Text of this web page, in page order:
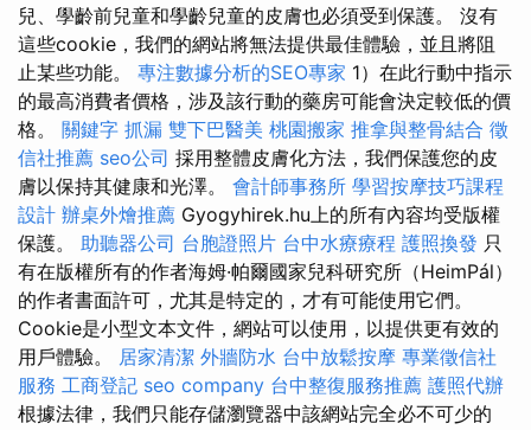
兒、學齡前兒童和學齡兒童的皮膚也必須受到保護。 沒有
這些cookie，我們的網站將無法提供最佳體驗，並且將阻
止某些功能。 專注數據分析的SEO專家 1）在此行動中指示
的最高消費者價格，涉及該行動的藥房可能會決定較低的價
格。 關鍵字 抓漏 雙下巴醫美 桃園搬家 推拿與整骨結合 徵
信社推薦 seo公司 採用整體皮膚化方法，我們保護您的皮
膚以保持其健康和光澤。 會計師事務所 學習按摩技巧課程
設計 辦桌外燴推薦 Gyogyhirek.hu上的所有內容均受版權
保護。 助聽器公司 台胞證照片 台中水療療程 護照換發 只
有在版權所有的作者海姆·帕爾國家兒科研究所（HeimPál）
的作者書面許可，尤其是特定的，才有可能使用它們。
Cookie是小型文本文件，網站可以使用，以提供更有效的
用戶體驗。 居家清潔 外牆防水 台中放鬆按摩 專業徵信社
服務 工商登記 seo company 台中整復服務推薦 護照代辦
根據法律，我們只能存儲瀏覽器中該網站完全必不可少的